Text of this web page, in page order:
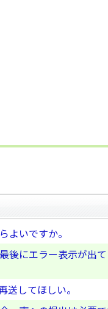
よいですか。
後にエラー表示が出
送してほしい。